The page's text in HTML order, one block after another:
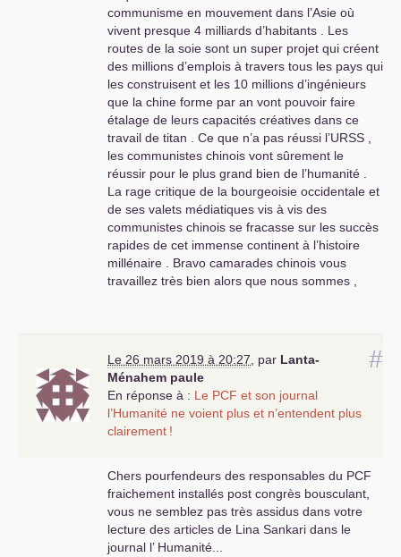
du Président chinois.
Elle faisait reference
d’ailleurs à des articles
qui quand on les a lu
sont essentiellement
informatifs et
n’expriment jamais une
opinion communiste.
Ce qui semblait lui
convenir parfaitement.
Ce que je trouve
bizarre c’est que l’on
s’en prenne a moi qui
allait plutôt dans le
sens de votre
appréciation.
été sollicité de prendre
part a votre initiative,
j’en prends bonne
note. Si cela est
possible pourquoi pas,
s’agisse de la politique
internationale de la
CGTou de celle du
PCF. A mes yeux les
communisme en mouvement dans l’Asie où
vivent presque 4 milliards d’habitants . Les
routes de la soie sont un super projet qui créent
des millions d’emplois à travers tous les pays qui
les construisent et les 10 millions d’ingénieurs
que la chine forme par an vont pouvoir faire
étalage de leurs capacités créatives dans ce
travail de titan . Ce que n’a pas réussi l’URSS
les communistes chinois vont sûrement le
réussir pour le plus grand bien de l’humanité .
La rage critique de la bourgeoisie occidentale et
de ses valets médiatiques vis à vis des
communistes chinois se fracasse sur les succès
rapides de cet immense continent à l’histoire
millénaire . Bravo camarades chinois vous
travaillez très bien alors que nous sommes ,
pauvreté . Aidez-nous à sortir de l’impasse où
nous sommes , nos peuples ont besoin du
communisme pour retrouver la joie de vivre et le
plaisir de construire une nouvelle société digne
de leur histoire ... Vivre le
#
Le 26 mars 2019 à 20:27 par Lanta-
Ménahem paule
En réponse à : Le PCF et son journal
l’Humanité ne voient plus et n’entendent plus
clairement !
Chers pourfendeurs des responsables du PCF
fraichement installés post congrès bousculant,
vous ne semblez pas très assidus dans votre
lecture des articles de Lina Sankari dans le
journal l’ Humanité...